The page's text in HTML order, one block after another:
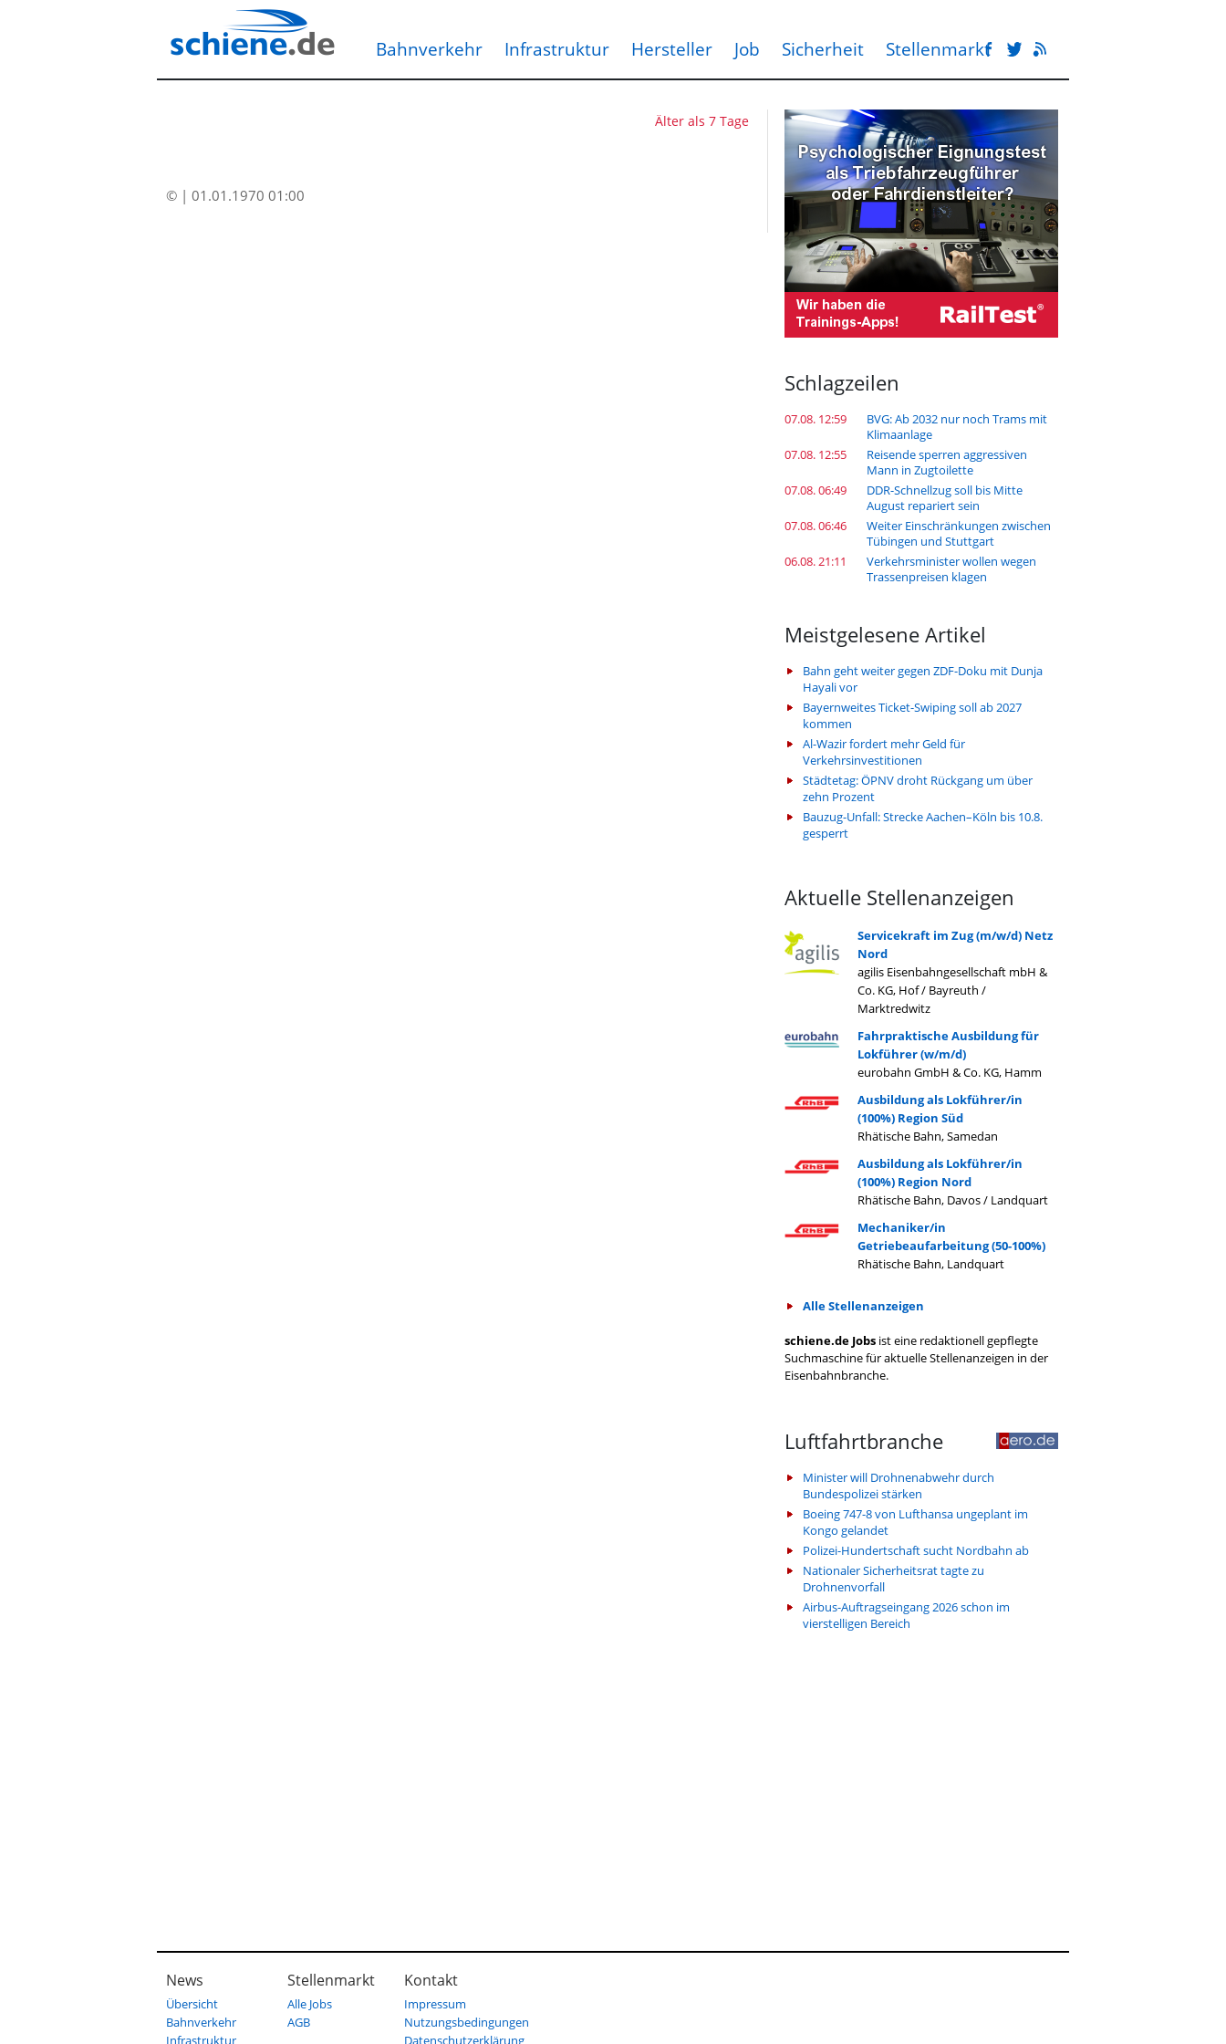
Bahnverkehr Infrastruktur Hersteller Job Sicherheit Stellenmarkt
Älter als 7 Tage
© | 01.01.1970 01:00
Schlagzeilen
07.08. 12:59
BVG: Ab 2032 nur noch Trams mit
Klimaanlage
07.08. 12:55
Reisende sperren aggressiven
Mann in Zugtoilette
07.08. 06:49
DDR-Schnellzug soll bis Mitte
August repariert sein
07.08. 06:46
Weiter Einschränkungen zwischen
Tübingen und Stuttgart
06.08. 21:11
Verkehrsminister wollen wegen
Trassenpreisen klagen
Meistgelesene Artikel
Bahn geht weiter gegen ZDF-Doku mit Dunja
Hayali vor
Bayernweites Ticket-Swiping soll ab 2027
kommen
Al-Wazir fordert mehr Geld für
Verkehrsinvestitionen
Städtetag: ÖPNV droht Rückgang um über
zehn Prozent
Bauzug-Unfall: Strecke Aachen–Köln bis 10.8.
gesperrt
Aktuelle Stellenanzeigen
Servicekraft im Zug (m/w/d) Netz
Nord
agilis Eisenbahngesellschaft mbH &
Co. KG, Hof / Bayreuth /
Marktredwitz
Fahrpraktische Ausbildung für
Lokführer (w/m/d)
eurobahn GmbH & Co. KG, Hamm
Ausbildung als Lokführer/in
(100%) Region Süd
Rhätische Bahn, Samedan
Ausbildung als Lokführer/in
(100%) Region Nord
Rhätische Bahn, Davos / Landquart
Mechaniker/in
Getriebeaufarbeitung (50-100%)
Rhätische Bahn, Landquart
Alle Stellenanzeigen
schiene.de Jobs ist eine redaktionell gepflegte
Suchmaschine für aktuelle Stellenanzeigen in der
Eisenbahnbranche.
Luftfahrtbranche
Minister will Drohnenabwehr durch
Bundespolizei stärken
Boeing 747-8 von Lufthansa ungeplant im
Kongo gelandet
Polizei-Hundertschaft sucht Nordbahn ab
Nationaler Sicherheitsrat tagte zu
Drohnenvorfall
Airbus-Auftragseingang 2026 schon im
vierstelligen Bereich
News
Übersicht
Bahnverkehr
Infrastruktur
Stellenmarkt
Alle Jobs
AGB
Kontakt
Impressum
Nutzungsbedingungen
Datenschutzerklärung